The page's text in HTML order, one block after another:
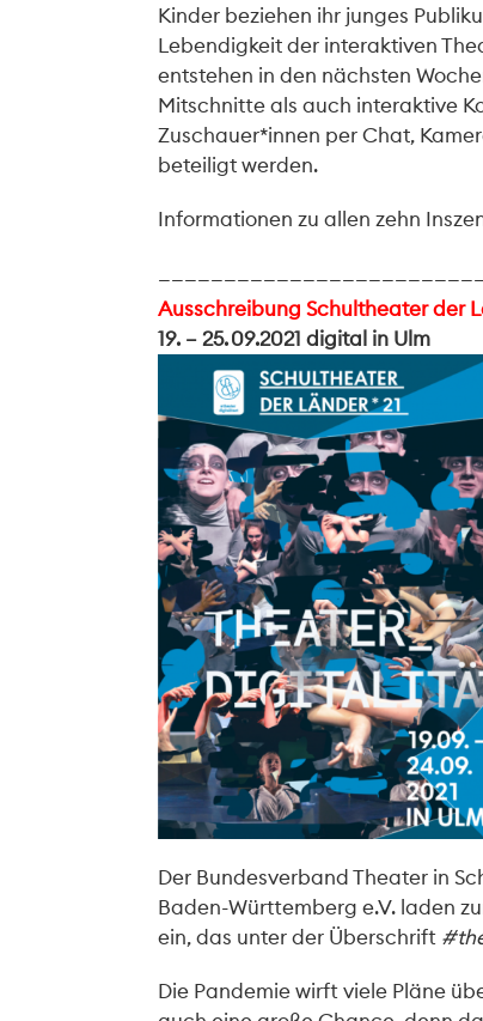
Kinder beziehen ihr junges
Lebendigkeit der interaktiven
entstehen in den nächsten
Mitschnitte als auch interaktive
Zuschauer*innen per Chat,
beteiligt werden.
Informationen zu allen zehn
Ausschreibung Schultheater der
19. – 25. 09.2021 digital in Ulm
Der Bundesverband Theater in
Baden-Württemberg e.V. laden
ein, das unter der Überschrift
Die Pandemie wirft viele Pläne